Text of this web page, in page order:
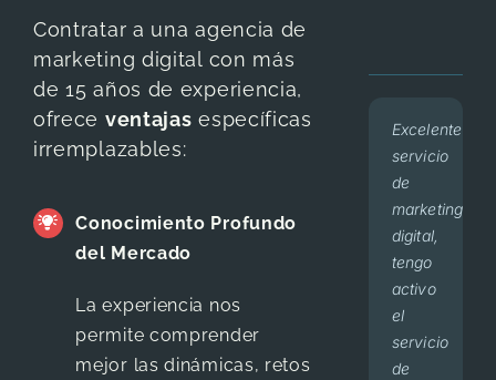
Contratar a una agencia de
marketing digital con más
de 15 años de experiencia,
ofrece ventajas específicas
irremplazables:
Conocimiento Profundo
del Mercado
La experiencia nos
permite comprender
mejor las dinámicas, retos
Excelente
servicio
de
marketing
digital,
tengo
activo
el
servicio
de
BeeNet
is an
agency
that
will
cater
to
your
needs
in the
Mi
número
de
pacientes
y
cirugías
han
aumentado
desde
Excelente
servicio
BEENET,
muy
claro
y
desglosados
los
reportes
de
En los
últimos
3
años,
Beenet
ha
sido
responsable
del
manejo
Nos
sentimos
muy
bien
con el
servicio
que
nos
presta
Beenet,
En
dos
meses
he
visto
127
pacientes
de
primera
vez y